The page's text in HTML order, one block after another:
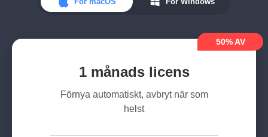
50% AV
1 månads licens
Förnya automatiskt, avbryt när som
helst